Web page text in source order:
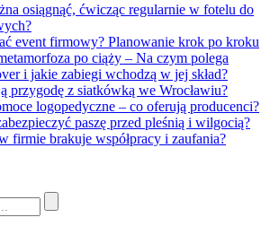
osiągnąć, ćwicząc regularnie w fotelu do
event firmowy? Planowanie krok po kroku
po ciąży – Na czym polega
i jakie zabiegi wchodzą w jej skład?
przygodę z siatkówką we Wrocławiu?
logopedyczne – co oferują producenci?
paszę przed pleśnią i wilgocią?
firmie brakuje współpracy i zaufania?